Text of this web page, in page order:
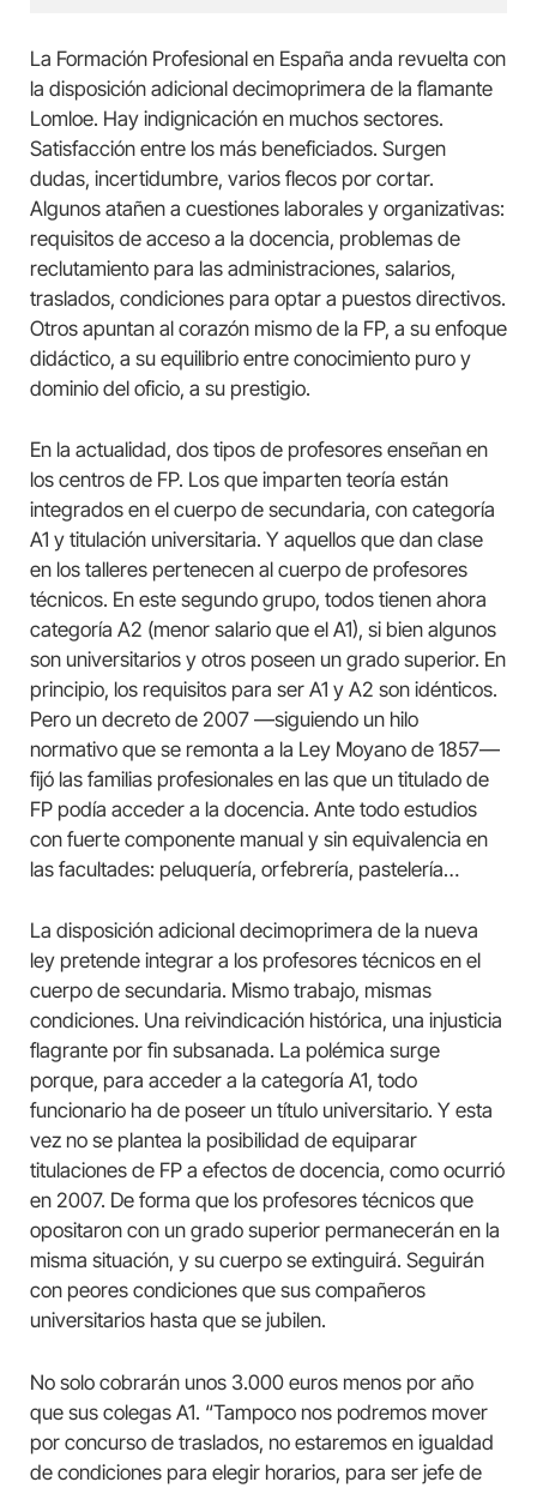
La Formación Profesional en España anda revuelta con
la disposición adicional decimoprimera de la flamante
Lomloe. Hay indignicación en muchos sectores.
Satisfacción entre los más beneficiados. Surgen
dudas, incertidumbre, varios flecos por cortar.
Algunos atañen a cuestiones laborales y organizativas:
requisitos de acceso a la docencia, problemas de
reclutamiento para las administraciones, salarios,
traslados, condiciones para optar a puestos directivos.
Otros apuntan al corazón mismo de la FP, a su enfoque
didáctico, a su equilibrio entre conocimiento puro y
dominio del oficio, a su prestigio.
En la actualidad, dos tipos de profesores enseñan en
los centros de FP. Los que imparten teoría están
integrados en el cuerpo de secundaria, con categoría
A1 y titulación universitaria. Y aquellos que dan clase
en los talleres pertenecen al cuerpo de profesores
técnicos. En este segundo grupo, todos tienen ahora
categoría A2 (menor salario que el A1), si bien algunos
son universitarios y otros poseen un grado superior. En
principio, los requisitos para ser A1 y A2 son idénticos.
Pero un decreto de 2007 —siguiendo un hilo
normativo que se remonta a la Ley Moyano de 1857—
fijó las familias profesionales en las que un titulado de
FP podía acceder a la docencia. Ante todo estudios
con fuerte componente manual y sin equivalencia en
las facultades: peluquería, orfebrería, pastelería…
La disposición adicional decimoprimera de la nueva
ley pretende integrar a los profesores técnicos en el
cuerpo de secundaria. Mismo trabajo, mismas
condiciones. Una reivindicación histórica, una injusticia
flagrante por fin subsanada. La polémica surge
porque, para acceder a la categoría A1, todo
funcionario ha de poseer un título universitario. Y esta
vez no se plantea la posibilidad de equiparar
titulaciones de FP a efectos de docencia, como ocurrió
en 2007. De forma que los profesores técnicos que
opositaron con un grado superior permanecerán en la
misma situación, y su cuerpo se extinguirá. Seguirán
con peores condiciones que sus compañeros
universitarios hasta que se jubilen.
No solo cobrarán unos 3.000 euros menos por año
que sus colegas A1. “Tampoco nos podremos mover
por concurso de traslados, no estaremos en igualdad
de condiciones para elegir horarios, para ser jefe de